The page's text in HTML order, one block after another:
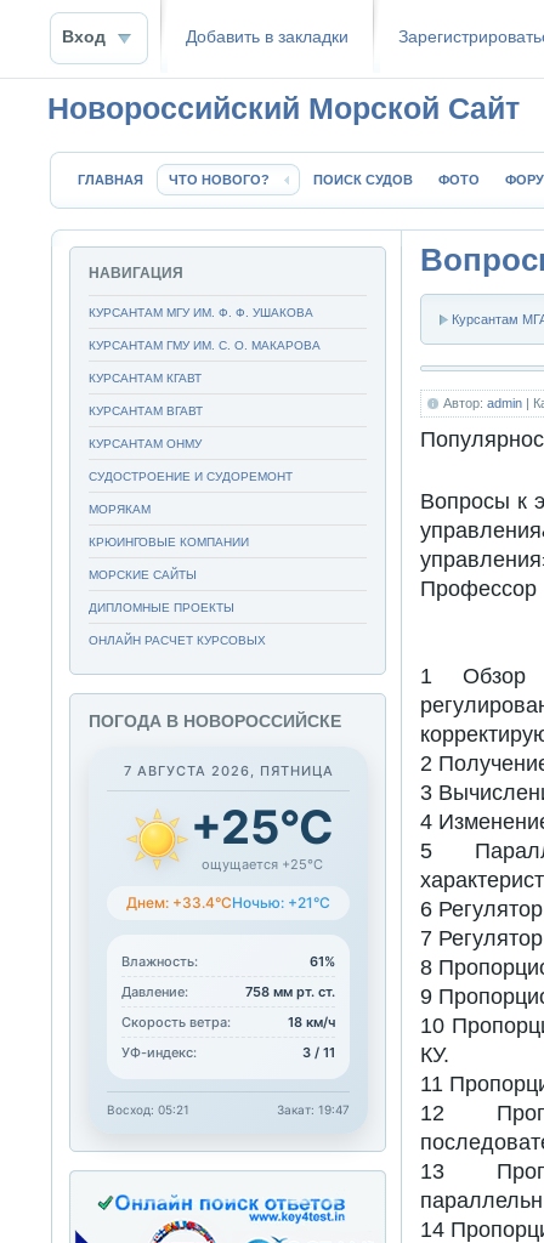
Вход Добавить в закладки
Новороссийский Морской Сайт
ГЛАВНАЯ ЧТО НОВОГО? ПОИСК СУДОВ ФОТО
Курсантам
Автор:admin |
Вопросы к
1 Обзор
2
3
4
5
6
7
8
9
10
КУ.
11
12
13
14
НАВИГАЦИЯ
КУРСАНТАМ МГУ ИМ. Ф. Ф. УШАКОВА
КУРСАНТАМ ГМУ ИМ. С. О. МАКАРОВА
КУРСАНТАМ КГАВТ
КУРСАНТАМ ВГАВТ
КУРСАНТАМ ОНМУ
СУДОСТРОЕНИЕ И СУДОРЕМОНТ
МОРЯКАМ
КРЮИНГОВЫЕ КОМПАНИИ
МОРСКИЕ САЙТЫ
ДИПЛОМНЫЕ ПРОЕКТЫ
ОНЛАЙН РАСЧЕТ КУРСОВЫХ
ПОГОДА В НОВОРОССИЙСКЕ
7 АВГУСТА 2026, ПЯТНИЦА
+25°C
ощущается +25°C
Днем: +33.4°CНочью: +21°C
Влажность:
61%
Давление:
758 мм рт. ст.
Скорость ветра:
18 км/ч
УФ-индекс:
3 / 11
Восход: 05:21 Закат: 19:47